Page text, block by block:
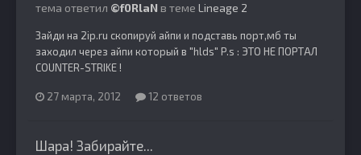
тема ответил ©f0RlaN в теме Lineage 2
Зайди на 2ip.ru скопируй айпи и подставь порт,мб ты
заходил через айпи который в "hlds" P.s : ЭТО НЕ ПОРТАЛ
COUNTER-STRIKE !
27 марта, 2012 12 ответов
Шара! Забирайте...